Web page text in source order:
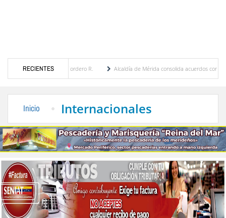
RECIENTES
Febres Cordero R.
Alcaldía de Mérida consolida acuerdos con
Inicio Internacionales